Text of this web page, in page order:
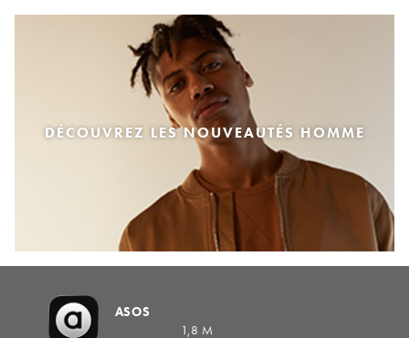
DÉCOUVREZ LES NOUVEAUTÉS HOMME
ASOS
1,8 M